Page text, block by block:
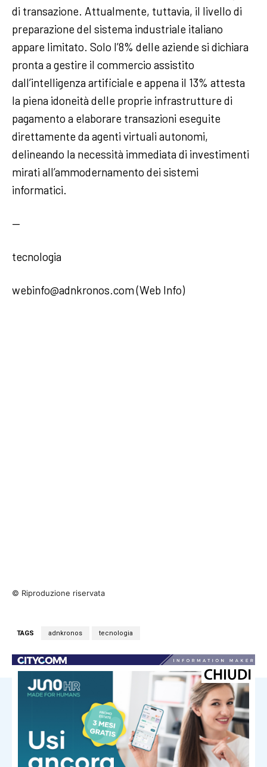
di transazione. Attualmente, tuttavia, il livello di
preparazione del sistema industriale italiano
appare limitato. Solo l’8% delle aziende si dichiara
pronta a gestire il commercio assistito
dall’intelligenza artificiale e appena il 13% attesta
la piena idoneità delle proprie infrastrutture di
pagamento a elaborare transazioni eseguite
direttamente da agenti virtuali autonomi,
delineando la necessità immediata di investimenti
mirati all’ammodernamento dei sistemi
informatici.
—
tecnologia
webinfo@adnkronos.com (Web Info)
© Riproduzione riservata
TAGS adnkronos tecnologia
NOTIZIE CORRELATE
Tecnologia
Onimusha: Way of the Sword, il nuovo
trailer